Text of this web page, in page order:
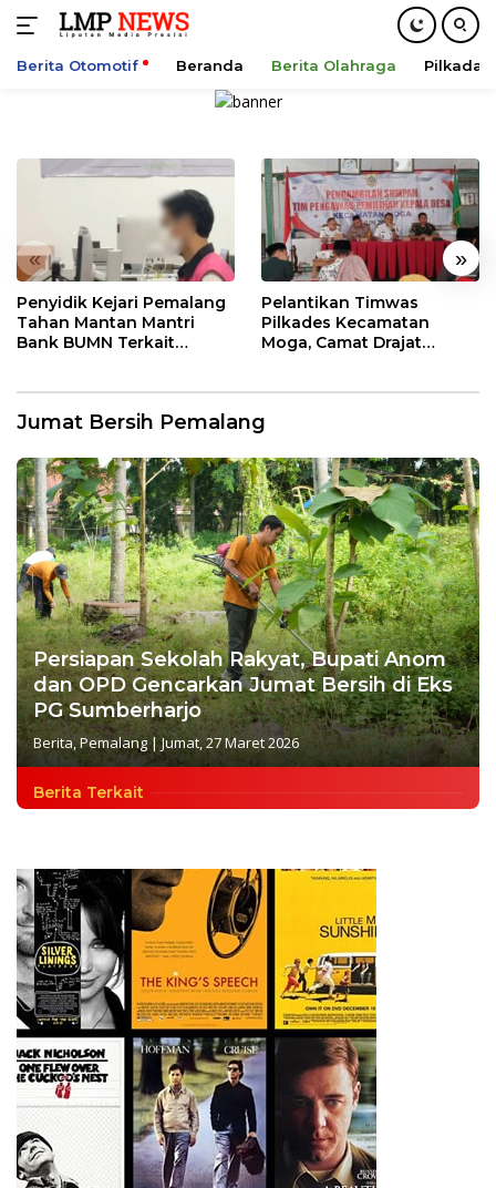
Berita Otomotif Beranda Berita Olahraga Pilkada
« »
Penyidik Kejari Pemalang
Tahan Mantan Mantri
Bank BUMN Terkait
Pelantikan Timwas
Pilkades Kecamatan
Moga, Camat Drajat
Jumat Bersih Pemalang
Persiapan Sekolah Rakyat, Bupati Anom
dan OPD Gencarkan Jumat Bersih di Eks
PG Sumberharjo
Berita,Pemalang|Jumat, 27 Maret 2026
Berita Terkait